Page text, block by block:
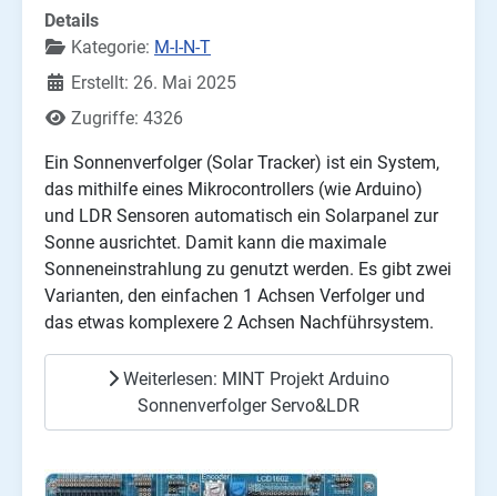
Details
Kategorie: M-I-N-T
Erstellt: 26. Mai 2025
Zugriffe: 4326
Ein Sonnenverfolger (Solar Tracker) ist ein System,
das mithilfe eines Mikrocontrollers (wie Arduino)
und LDR Sensoren automatisch ein Solarpanel zur
Sonne ausrichtet. Damit kann die maximale
Sonneneinstrahlung zu genutzt werden. Es gibt zwei
Varianten, den einfachen 1 Achsen Verfolger und
das etwas komplexere 2 Achsen Nachführsystem.
Weiterlesen: MINT Projekt Arduino
Sonnenverfolger Servo&LDR